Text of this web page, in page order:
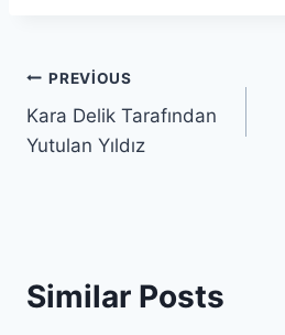
Yazı
gezinmesi
PREVIOUS
Kara Delik Tarafından
Yutulan Yıldız
Similar Posts